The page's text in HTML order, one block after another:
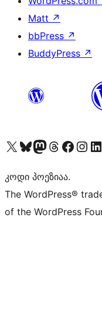
Matt ↗
bbPress ↗
BuddyPress ↗
Visit our X (formerly Twitter) account
Visit our Bluesky account
Visit our Mastodon account
Visit our Threads account
Visit our Facebook page
Visit our
კოდი პოეზიაა.
The WordPress®
of the WordPress